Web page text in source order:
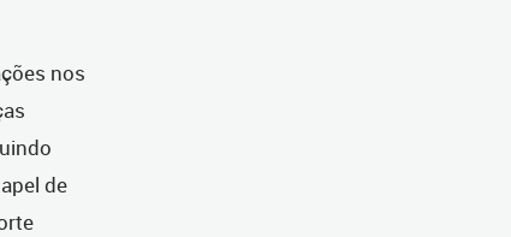
nos
de